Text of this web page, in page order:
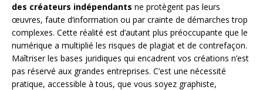
des créateurs indépendants ne protègent pas leurs
œuvres, faute d’information ou par crainte de démarches trop
complexes. Cette réalité est d’autant plus préoccupante que le
numérique a multiplié les risques de plagiat et de contrefaçon.
Maîtriser les bases juridiques qui encadrent vos créations n’est
pas réservé aux grandes entreprises. C’est une nécessité
pratique, accessible à tous, que vous soyez graphiste,